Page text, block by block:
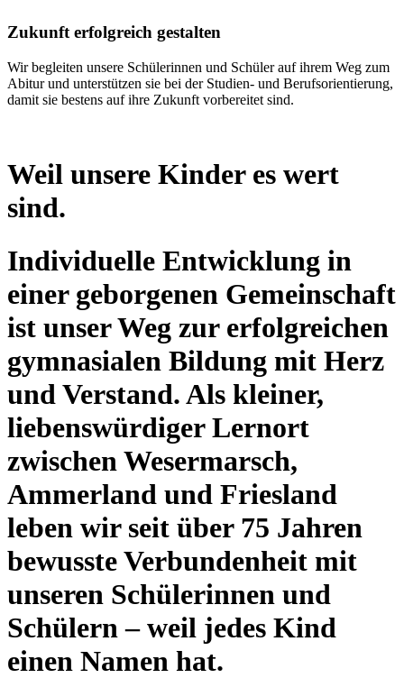
Zukunft erfolgreich gestalten
Wir begleiten unsere Schülerinnen und Schüler auf ihrem Weg zum
Abitur und unterstützen sie bei der Studien- und Berufsorientierung,
damit sie bestens auf ihre Zukunft vorbereitet sind.
Weil unsere Kinder es wert
sind.
Individuelle Entwicklung in
einer geborgenen Gemeinschaft
ist unser Weg zur erfolgreichen
gymnasialen Bildung mit Herz
und Verstand. Als kleiner,
liebenswürdiger Lernort
zwischen Wesermarsch,
Ammerland und Friesland
leben wir seit über 75 Jahren
bewusste Verbundenheit mit
unseren Schülerinnen und
Schülern – weil jedes Kind
einen Namen hat.